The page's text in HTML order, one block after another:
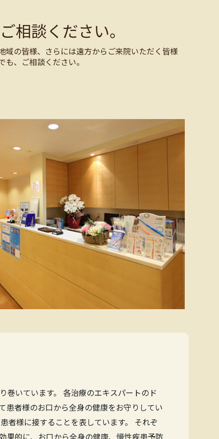
相談ください。
域の皆様、さらには遠方からご来院いただく皆様
、ご相談ください。
巻いています。 各治療のエキスパートのド
患者様のお口から全身の健康をお守りしてい
者様に接することを表しています。 それぞ
果的に、お口から全身の健康、慢性疾患予防